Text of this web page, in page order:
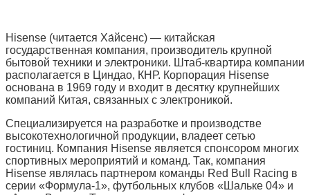
Hisense (читается Ха́йсенс) — китайская
государственная компания, производитель крупной
бытовой техники и электроники. Штаб-квартира компании
располагается в Циндао, КНР. Корпорация Hisense
основана в 1969 году и входит в десятку крупнейших
компаний Китая, связанных с электроникой.
Специализируется на разработке и производстве
высокотехнологичной продукции, владеет сетью
гостиниц. Компания Hisense является спонсором многих
спортивных мероприятий и команд. Так, компания
Hisense являлась партнером команды Red Bull Racing в
серии «Формула-1», футбольных клубов «Шальке 04» и